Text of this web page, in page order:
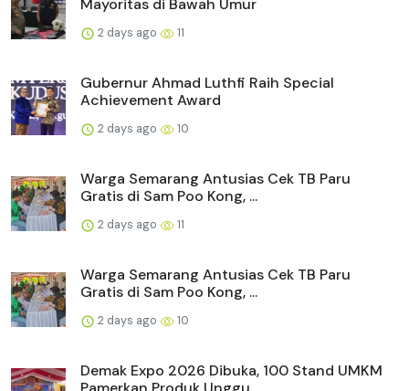
Mayoritas di Bawah Umur
2 days ago 11
Gubernur Ahmad Luthfi Raih Special
Achievement Award
2 days ago 10
Warga Semarang Antusias Cek TB Paru
Gratis di Sam Poo Kong, ...
2 days ago 11
Warga Semarang Antusias Cek TB Paru
Gratis di Sam Poo Kong, ...
2 days ago 10
Demak Expo 2026 Dibuka, 100 Stand UMKM